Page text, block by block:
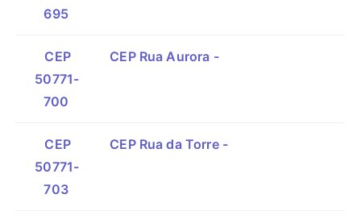
695
CEP
50771-
700
CEP Rua Aurora -
CEP
50771-
703
CEP Rua da Torre -